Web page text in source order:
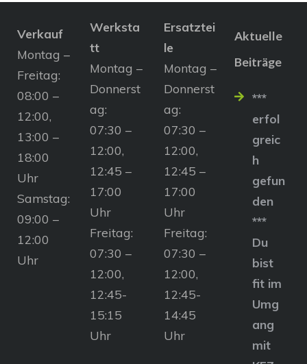
Verkauf
Montag –
Freitag:
08:00 –
12:00,
13:00 –
18:00
Uhr
Samstag:
09:00 –
12:00
Uhr
Werksta
tt
Montag –
Donnerst
ag:
07:30 –
12:00,
12:45 –
17:00
Uhr
Freitag:
07:30 –
12:00,
12:45-
15:15
Uhr
Ersatztei
le
Montag –
Donnerst
ag:
07:30 –
12:00,
12:45 –
17:00
Uhr
Freitag:
07:30 –
12:00,
12:45-
14:45
Uhr
Aktuelle
Beiträge
***
erfol
greic
h
gefun
den
***
Du
bist
fit im
Umg
ang
mit